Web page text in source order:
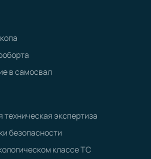
в самосвал
экспертиза
безопасности
классе ТС